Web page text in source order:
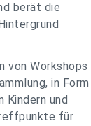
berät die
von Workshops
in Form
und
für